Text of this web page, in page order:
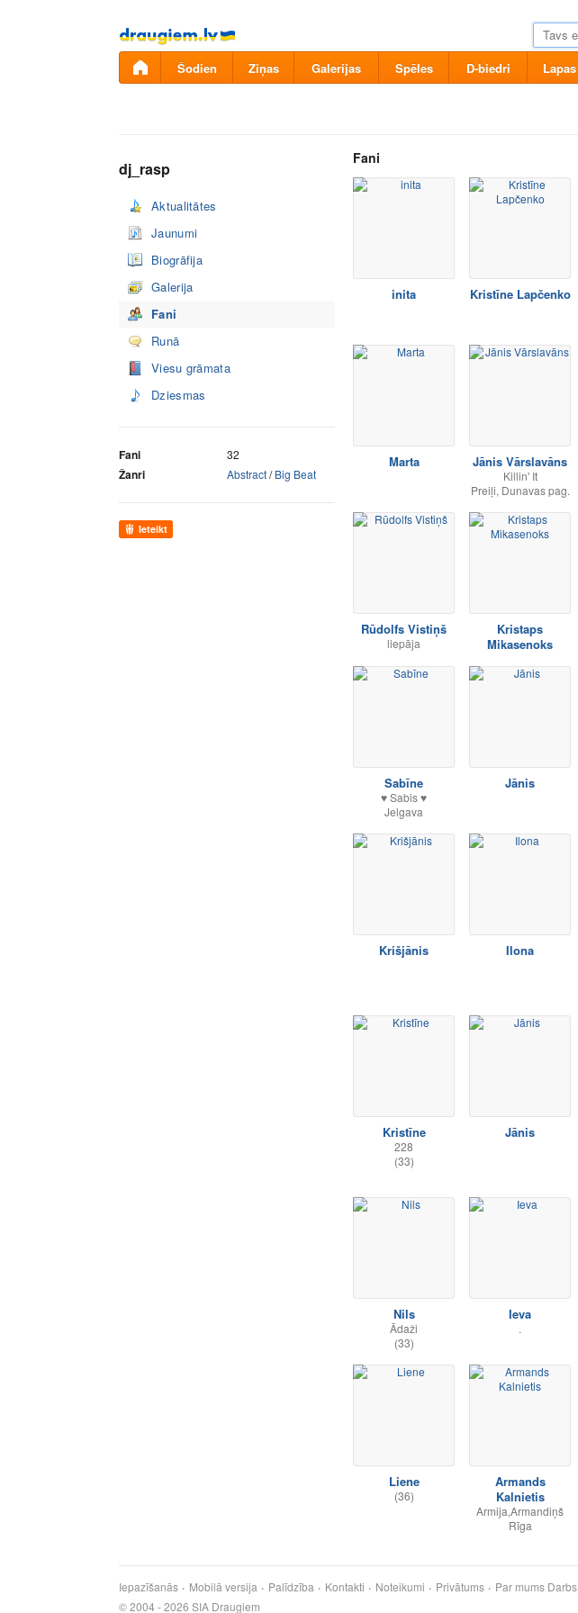
Pāriet
uz
saturu
Šodien Ziņas Galerijas Spēles D-biedri Lapas
dj_rasp
Aktualitātes
Jaunumi
Biogrāfija
Galerija
Fani
Runā
Viesu grāmata
Dziesmas
Fani 32
Žanri Abstract/Big Beat
Ieteikt
Fani
inita Kristīne Lapčenko
Marta Jānis Vārslavāns
Killin' It
Preiļi, Dunavas pag.
Rūdolfs Vistiņš
liepāja
Kristaps
Mikasenoks
Sabīne
♥ Sabis ♥
Jelgava
Jānis
Krišjānis Ilona
Kristīne
228
(33)
Jānis
Nils
Ādaži
(33)
Ieva
.
Liene
(36)
Armands
Kalnietis
Armija,Armandiņš
Rīga
Iepazīšanās Mobilā versija Palīdzība Kontakti Noteikumi Privātums Par mums Darbs
© 2004 - 2026 SIA Draugiem